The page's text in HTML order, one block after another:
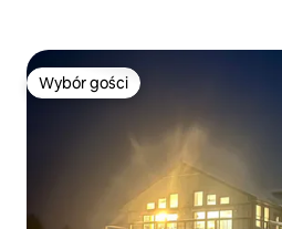
Wybór gości
Wybór gości